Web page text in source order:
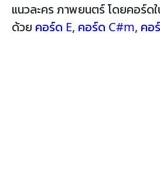
แนวละคร ภาพยนตร์ โดยคอร์ด
ด้วย คอร์ด E, คอร์ด C#m, คอ